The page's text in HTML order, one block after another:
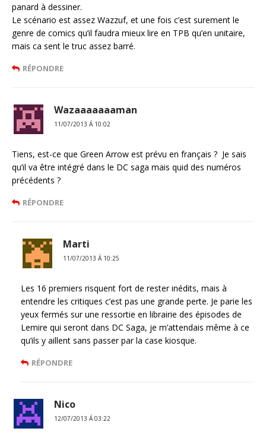
panard à dessiner.
Le scénario est assez Wazzuf, et une fois c’est surement le
genre de comics qu’il faudra mieux lire en TPB qu’en unitaire,
mais ca sent le truc assez barré.
RÉPONDRE
Wazaaaaaaaman
11/07/2013 Á 10:02
Tiens, est-ce que Green Arrow est prévu en français ? Je sais
qu’il va être intégré dans le DC saga mais quid des numéros
précédents ?
RÉPONDRE
Marti
11/07/2013 Á 10:25
Les 16 premiers risquent fort de rester inédits, mais à
entendre les critiques c’est pas une grande perte. Je parie les
yeux fermés sur une ressortie en librairie des épisodes de
Lemire qui seront dans DC Saga, je m’attendais même à ce
qu’ils y aillent sans passer par la case kiosque.
RÉPONDRE
Nico
12/07/2013 Á 03:22